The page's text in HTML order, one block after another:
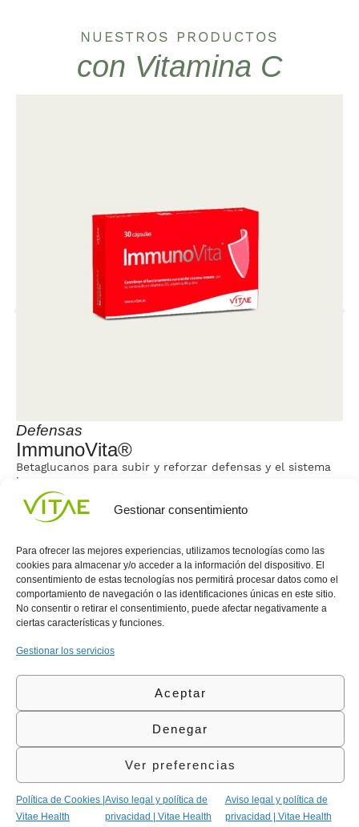
Gestionar consentimiento
Para ofrecer las mejores experiencias, utilizamos tecnologías como las
cookies para almacenar y/o acceder a la información del dispositivo. El
consentimiento de estas tecnologías nos permitirá procesar datos como el
comportamiento de navegación o las identificaciones únicas en este sitio.
No consentir o retirar el consentimiento, puede afectar negativamente a
ciertas características y funciones.
Gestionar los servicios
Aceptar
Denegar
Ver preferencias
Política de Cookies |
Vitae Health
Aviso legal y política de
privacidad | Vitae Health
Aviso legal y política de
privacidad | Vitae Health
NUESTROS PRODUCTOS
con Vitamina C
Defensas
ImmunoVita®
DESCUBRIR
Betaglucanos para subir y reforzar defensas y el sistema
inmune.
Conocenos
Vitae
internaciona
Contacto
Área
Política
de
Cookies
Política
de
Calidad
(+34)
935
©Vitae Health Innovation S.L. Todos los derechos